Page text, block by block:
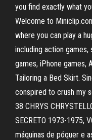
you find exactly what
Welcome to
where you can play a
including action
games, iPhone games,
Tailoring a Bed Skirt.
conspired to crush my
38 CHRYS
SECRETO 1973-1975,
máquinas de póquer e